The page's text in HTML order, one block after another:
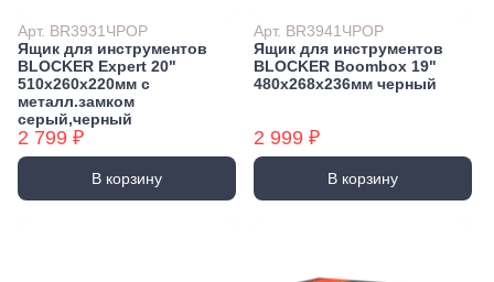
Арт. BR3931ЧРОР
Ящик для инструментов
BLOCKER Expert 20"
510x260x220мм с
металл.замком
серый,черный
2 799 ₽
В корзину
Арт. BR3941ЧРОР
Ящик для инструментов
BLOCKER Boombox 19"
480х268х236мм черный
2 999 ₽
В корзину